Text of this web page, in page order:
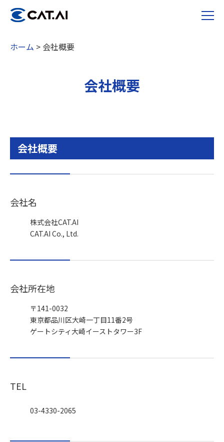
ホーム > 会社概要
会社概要
会社概要
会社名
株式会社CAT.AI
CAT.AI Co., Ltd.
会社所在地
〒141-0032
東京都品川区大崎一丁目11番2号
ゲートシティ大崎イーストタワー3F
TEL
03-4330-2065